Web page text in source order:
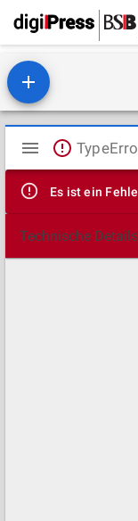
Mirador
Viewer
Es ist ein
Technische Details